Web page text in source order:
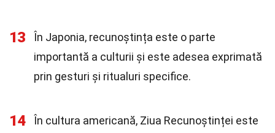
13
În Japonia, recunoștința este o parte
importantă a culturii și este adesea exprimată
prin gesturi și ritualuri specifice.
14
În cultura americană, Ziua Recunoștinței este